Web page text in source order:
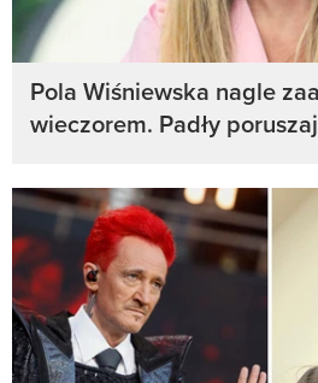
Pola Wiśniewska nagle
wieczorem. Padły